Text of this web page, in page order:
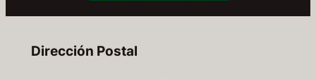
Dirección Postal